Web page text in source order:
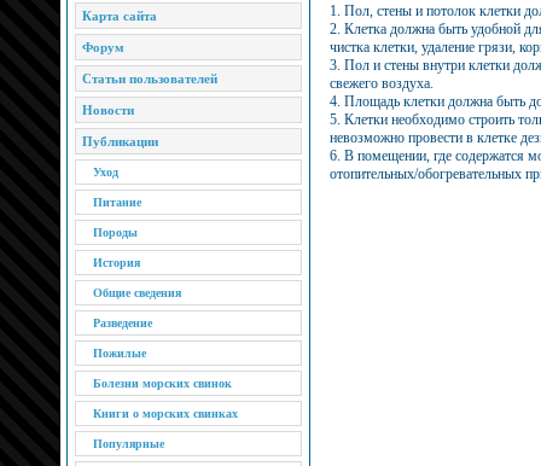
Карта сайта
Форум
Статьи пользователей
Новости
Публикации
Уход
Питание
Породы
История
Общие сведения
Разведение
Пожилые
Болезни морских свинок
Книги о морских свинках
Популярные
1. Пол, стены и потолок клетки
2. Клетка должна быть удобной
чистка клетки, удаление грязи,
3. Пол и стены внутри клетки
свежего воздуха.
4. Площадь клетки должна быть
5. Клетки необходимо строить
невозможно провести в клетке
6. В помещении, где содержатся
отопительных/обогревательных